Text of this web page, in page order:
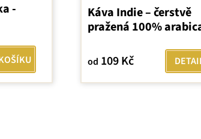
-
Káva Indie – čerstvě
pražená 100%
od 109 Kč